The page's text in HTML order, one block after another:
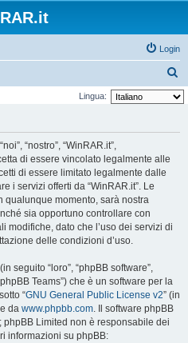
Login
e
Lingua:
“nostro”, “WinRAR.it”,
di essere vincolato legalmente alle
di essere limitato legalmente dalle
i servizi offerti da “WinRAR.it”. Le
qualunque momento, sarà nostra
sia opportuno controllare con
modifiche, dato che l’uso dei servizi di
delle condizioni d’uso.
seguito “loro”, “phpBB software”,
Teams”) che è un software per la
“GNU General Public License v2” (in
da www.phpbb.com. Il software phpBB
Limited non è responsabile dei
informazioni su phpBB: